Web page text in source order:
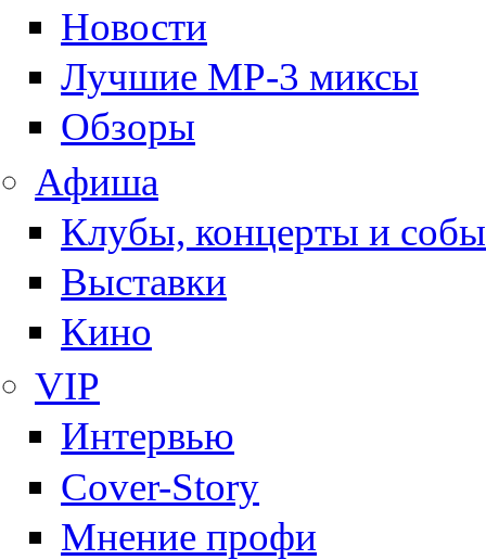
Новости
Лучшие MP-3 миксы
Обзоры
Афиша
Клубы, концерты и
Выставки
Кино
VIP
Интервью
Cover-Story
Мнение профи